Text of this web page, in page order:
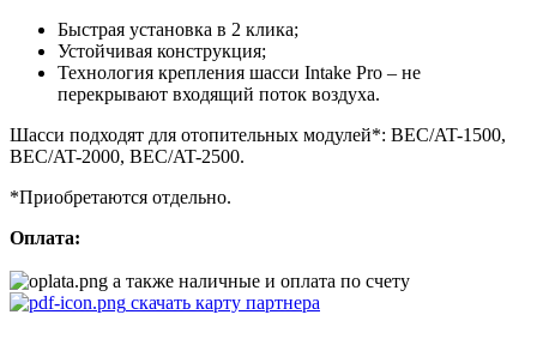
Быстрая установка в 2 клика;
Устойчивая конструкция;
Технология крепления шасси Intake Pro – не
перекрывают входящий поток воздуха.
Шасси подходят для отопительных модулей*: BEC/AT-1500,
BEC/AT-2000, BEC/AT-2500.
*Приобретаются отдельно.
Оплата:
а также наличные и оплата по счету
скачать карту партнера